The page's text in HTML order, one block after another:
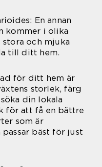
En annan
kommer i olika
stora och mjuka
till ditt hem.
för ditt hem är
storlek, färg
din lokala
för att få en bättre
som är
bäst för just